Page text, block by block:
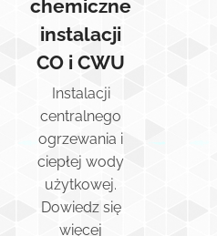
chemiczne
instalacji
CO i CWU
Instalacji
centralnego
ogrzewania i
ciepłej wody
użytkowej.
Dowiedz się
więcej